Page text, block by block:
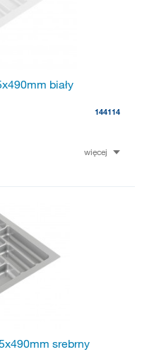
biały
144114
więcej
srebrny